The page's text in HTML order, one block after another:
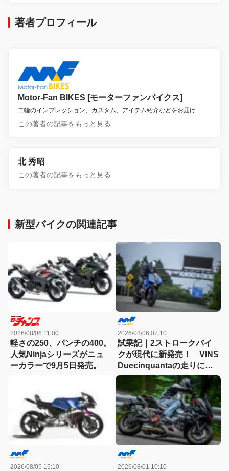
著者プロフィール
Motor-Fan BIKES [モーターファンバイクス]
二輪のインプレッション、カスタム、アイテム紹介などをお届け
この著者の記事をもっと見る
北 秀昭
この著者の記事をもっと見る
新型バイクの関連記事
2026/08/06 11:00
軽さの250、パンチの400。
人気Ninjaシリーズがニュ
ーカラーで9月5日発売。
2026/08/06 07:10
試乗記｜2ストロークバイ
クが現代に新発売！ VINS
Duecinquantaの走りに大
感動
2026/08/05 15:10 2026/08/01 10:10